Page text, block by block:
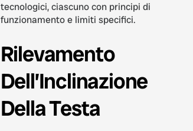
tecnologici, ciascuno con principi di
funzionamento e limiti specifici.
Rilevamento
Dell’Inclinazione
Della Testa